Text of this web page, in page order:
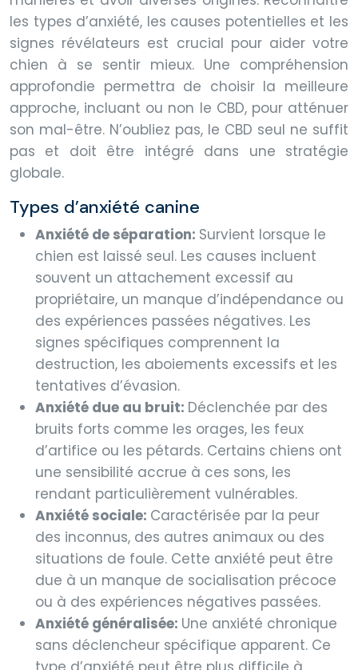
les types d’anxiété, les causes potentielles et les
signes révélateurs est crucial pour aider votre
chien à se sentir mieux. Une compréhension
approfondie permettra de choisir la meilleure
approche, incluant ou non le CBD, pour atténuer
son mal-être. N’oubliez pas, le CBD seul ne suffit
pas et doit être intégré dans une stratégie
globale.
Types d’anxiété canine
Anxiété de séparation: Survient lorsque le
chien est laissé seul. Les causes incluent
souvent un attachement excessif au
propriétaire, un manque d’indépendance ou
des expériences passées négatives. Les
signes spécifiques comprennent la
destruction, les aboiements excessifs et les
tentatives d’évasion.
Anxiété due au bruit: Déclenchée par des
bruits forts comme les orages, les feux
d’artifice ou les pétards. Certains chiens ont
une sensibilité accrue à ces sons, les
rendant particulièrement vulnérables.
Anxiété sociale: Caractérisée par la peur
des inconnus, des autres animaux ou des
situations de foule. Cette anxiété peut être
due à un manque de socialisation précoce
ou à des expériences négatives passées.
Anxiété généralisée: Une anxiété chronique
sans déclencheur spécifique apparent. Ce